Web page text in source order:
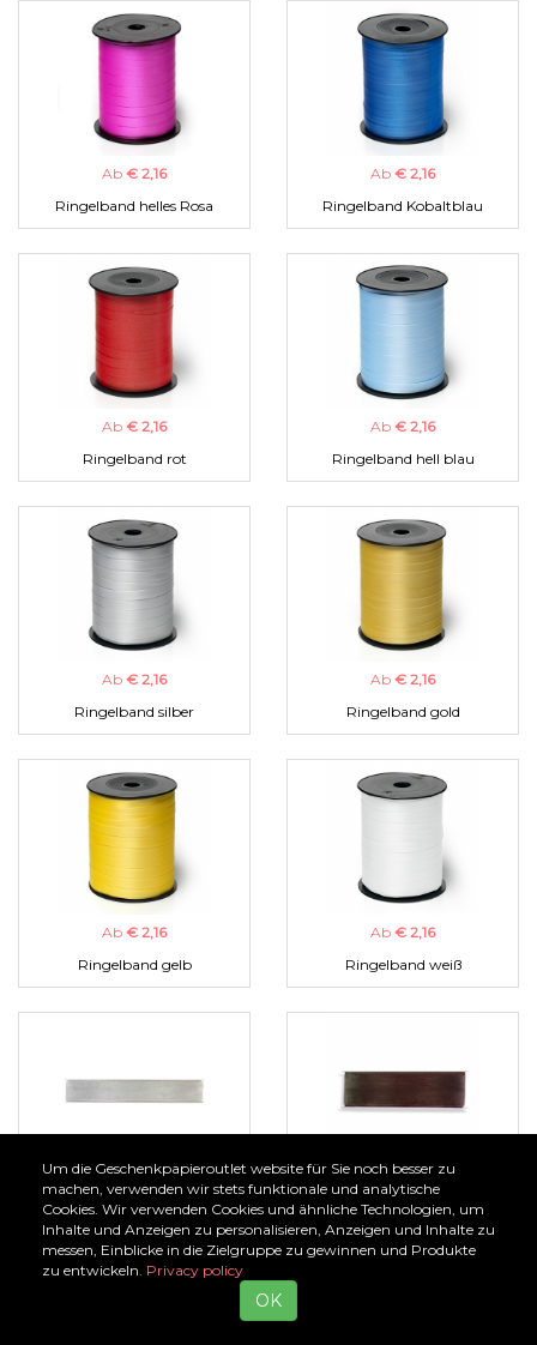
Ab € 2,16
Ringelband helles Rosa
Ab € 2,16
Ringelband Kobaltblau
Ab € 2,16
Ringelband rot
Ab € 2,16
Ringelband hell blau
Ab € 2,16
Ringelband silber
Ab € 2,16
Ringelband gold
Ab € 2,16
Ringelband gelb
Ab € 2,16
Ringelband weiß
Ab€ 1,00
Organzaband silber
Ab€ 1,00
Organzaband braun
Um die Geschenkpapieroutlet website für Sie noch besser zu
machen, verwenden wir stets funktionale und analytische
Cookies. Wir verwenden Cookies und ähnliche Technologien, um
Inhalte und Anzeigen zu personalisieren, Anzeigen und Inhalte zu
messen, Einblicke in die Zielgruppe zu gewinnen und Produkte
zu entwickeln. Privacy policy
OK